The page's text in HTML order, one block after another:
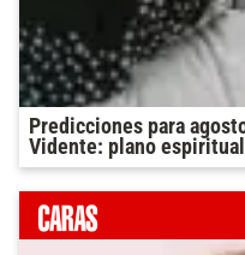
Predicciones para
Vidente: plano